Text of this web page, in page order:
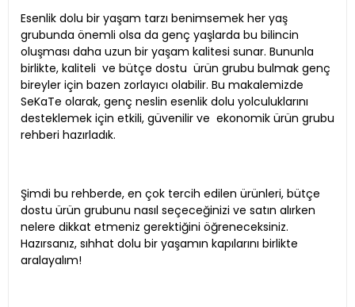
Esenlik dolu bir yaşam tarzı benimsemek her yaş
grubunda önemli olsa da genç yaşlarda bu bilincin
oluşması daha uzun bir yaşam kalitesi sunar. Bununla
birlikte, kaliteli ve bütçe dostu ürün grubu bulmak genç
bireyler için bazen zorlayıcı olabilir. Bu makalemizde
SeKaTe olarak, genç neslin esenlik dolu yolculuklarını
desteklemek için etkili, güvenilir ve ekonomik ürün grubu
rehberi hazırladık.
Şimdi bu rehberde, en çok tercih edilen ürünleri, bütçe
dostu ürün grubunu nasıl seçeceğinizi ve satın alırken
nelere dikkat etmeniz gerektiğini öğreneceksiniz.
Hazırsanız, sıhhat dolu bir yaşamın kapılarını birlikte
aralayalım!